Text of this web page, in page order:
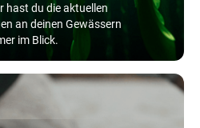
hast du die aktuellen
an deinen Gewässern
im Blick.